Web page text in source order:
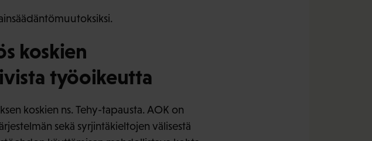
koskien
työoikeutta
koskien ns. Tehy-tapausta. AOK on
sekä syrjintäkieltojen välisestä